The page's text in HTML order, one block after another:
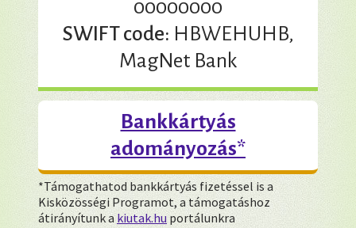
00000000
SWIFT code: HBWEHUHB,
MagNet Bank
Bankkártyás
adományozás*
*Támogathatod bankkártyás fizetéssel is a
Kisközösségi Programot, a támogatáshoz
átirányítunk akiutak.huportálunkra